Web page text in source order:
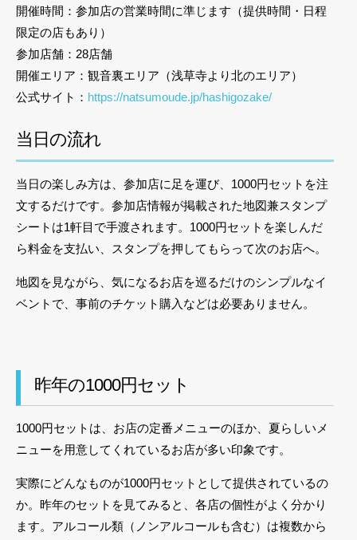
開催時間：参加店の営業時間に準じます（提供時間・日程
限定の店もあり）
参加店舗：28店舗
開催エリア：観音裏エリア（浅草寺より北のエリア）
公式サイト： https://natsumoude.jp/hashigozake/
当日の流れ
当日の楽しみ方は、参加店に足を運び、1000円セットを注
文するだけです。参加店情報が掲載された地図兼スタンプ
シートは1軒目で手渡されます。1000円セットを楽しんだ
ら料金を支払い、スタンプを押してもらって次のお店へ。
地図を見ながら、気になるお店を巡るだけのシンプルなイ
ベントで、事前のチケット購入などは必要ありません。
昨年の1000円セット
1000円セットは、お店の定番メニューのほか、夏らしいメ
ニューを用意してくれているお店が多い印象です。
実際にどんなものが1000円セットとして提供されているの
か。昨年のセットを見てみると、各店の個性がよく分かり
ます。アルコール類（ノンアルコールも含む）は複数から